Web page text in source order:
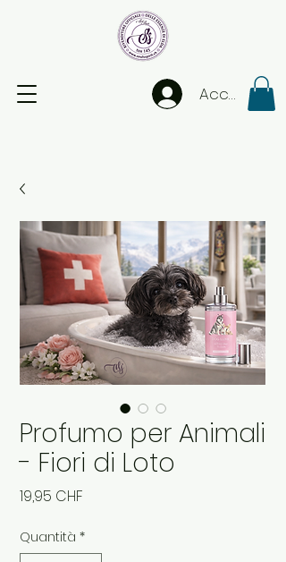
Accedi
Profumo per Animali
- Fiori di Loto
19,95 CHF
Quantità *